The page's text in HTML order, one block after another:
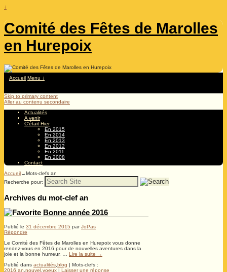
↓
Comité des Fêtes de Marolles
en Hurepoix
Accueil Menu ↓
Skip to primary content
Aller au contenu secondaire
Actualités
A venir
C’était Hier
En 2015
En 2014
En 2013
En 2012
En 2011
En 2008
Contact
Accueil→Mots-clefs an
Recherche pour:
Archives du mot-clef an
Bonne année 2016
Publié le 31 décembre 2015 parJoPas
Répondre
Le Comité des Fêtes de Marolles en Hurepoix vous donne
rendez-vous en 2016 pour de nouvelles aventures dans la
joie et la bonne humeur. … Lire la suite →
Publié dans actualités blog | Mots-clefs :
2016 an nouvel voeux | Laisser une réponse